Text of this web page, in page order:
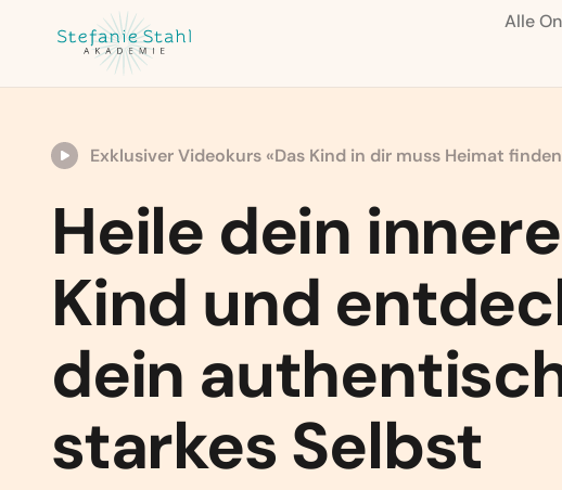
Alle
Exklusiver Videokurs «Das Kind in dir muss Heimat
Heile dein
Kind und
dein
starkes Selbst